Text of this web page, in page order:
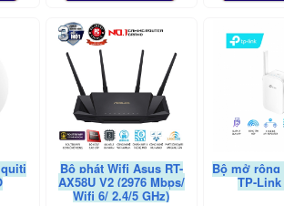
Bộ phát Wifi Asus RT-
AX58U V2 (2976 Mbps/
Wifi 6/ 2.4/5 GHz)
Bộ mở
TP-Link